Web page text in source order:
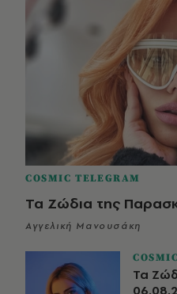
COSMIC TELEGRAM
Τα Ζώδια της
Αγγελική Μανουσάκη
Τα